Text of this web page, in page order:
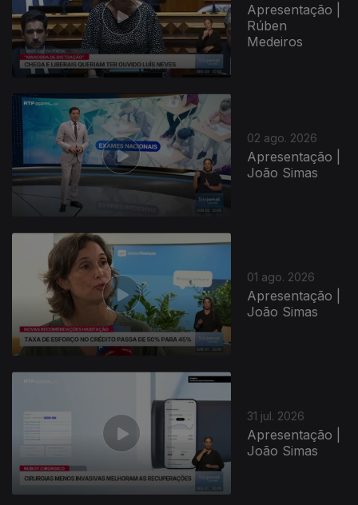
Apresentação |
Rúben
Medeiros
02 ago. 2026
Apresentação |
João Simas
01 ago. 2026
Apresentação |
João Simas
31 jul. 2026
Apresentação |
João Simas